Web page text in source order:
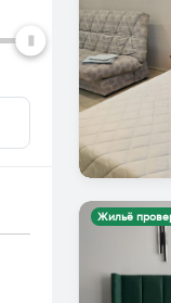
Жильё